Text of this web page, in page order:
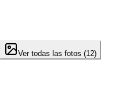
Ver todas las fotos (12)